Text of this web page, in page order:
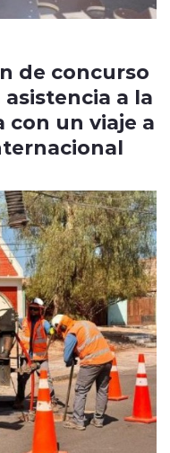
de concurso
a la
un viaje a